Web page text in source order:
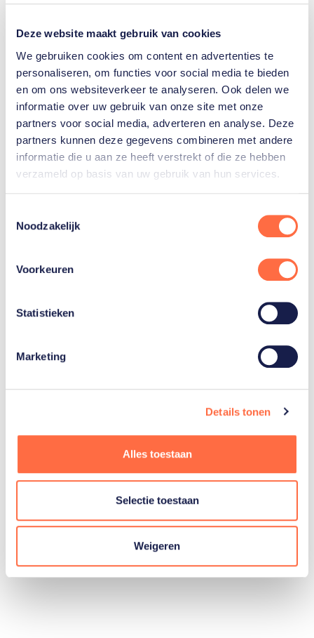
Deze website maakt gebruik van cookies
We gebruiken cookies om content en advertenties te
personaliseren, om functies voor social media te bieden
en om ons websiteverkeer te analyseren. Ook delen we
informatie over uw gebruik van onze site met onze
partners voor social media, adverteren en analyse. Deze
partners kunnen deze gegevens combineren met andere
informatie die u aan ze heeft verstrekt of die ze hebben
verzameld op basis van uw gebruik van hun services.
Noodzakelijk
Voorkeuren
Statistieken
Marketing
Details tonen
Alles toestaan
Selectie toestaan
Weigeren
de selectie. Jetze Plat richt zijn aandacht volledig
Jennette Jansen had het plan haar imposante
carrière na het WK af te sluiten, maar een slepende
blessure verhindert haar deelname. Ook Mark
Mekenkamp, de eerste Nederlandse
wereldkampioen in de MH3-klasse, beëindigde zijn
carrière. (Bron: KNWU)
verliezen in de sport"
tijdens de Paralympische Spelen van Parijs zijn doel
het toeval overgelaten om dit doel te bereiken. Eén
aspect, daar is het lastig grip op krijgen. Hij is
verliefd op een Canadese wielrenster. Hielp dat nou
wel of niet bij zijn prestatie? Luister de aflevering
van Paralympisch TeamNL Vanuit ‘t Hart